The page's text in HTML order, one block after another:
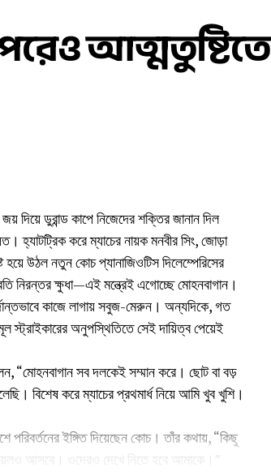
আত্মতুষ্টিতে
ডুরান্ড কাপে নিজেদের শক্তির জানান দিল
হ্যাটট্রিক করে ম্যাচের নায়ক মনবীর সিং, জোড়া
উঠল নতুন কোচ প্যানাজিওটিস দিলেম্পেরিসের
ক্ষুধা—এই মন্ত্রেই এগোচ্ছে মোহনবাগান।
কাজে লাগায় সবুজ-মেরুন। অন্যদিকে, গত
স্ট্রাইকারের অনুপস্থিতিতে সেই দায়িত্ব পেয়েই
“মোহনবাগান সব দলকেই সম্মান করে। ছোট বা বড়
বিশেষ করে ম্যাচের প্রথমার্ধ নিয়ে আমি খুব খুশি।
ইঙ্গিত দিয়েছেন কোচ। তাঁর কথায়, “কিছু